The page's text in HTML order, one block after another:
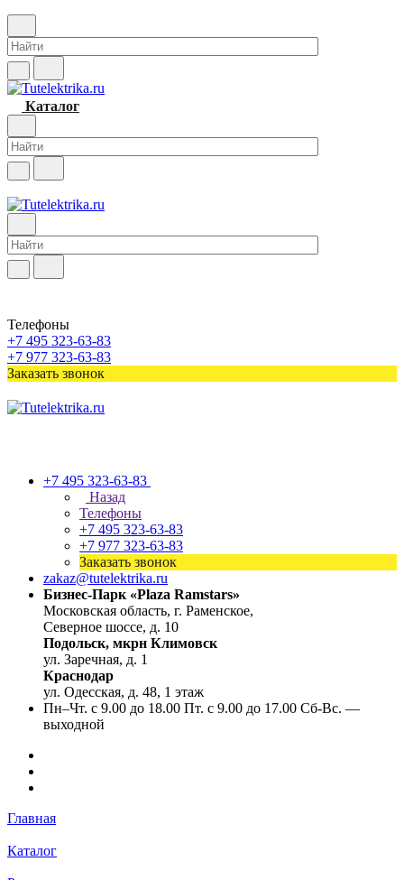
Каталог
Телефоны
+7 495 323-63-83
+7 977 323-63-83
Заказать звонок
+7 495 323-63-83
Назад
Телефоны
+7 495 323-63-83
+7 977 323-63-83
Заказать звонок
zakaz@tutelektrika.ru
Бизнес-Парк «Plaza Ramstars»
Московская область, г. Раменское,
Северное шоссе, д. 10
Подольск, мкрн Климовск
ул. Заречная, д. 1
Краснодар
ул. Одесская, д. 48, 1 этаж
Пн–Чт. с 9.00 до 18.00 Пт. с 9.00 до 17.00 Сб-Вс. —
выходной
Главная
Каталог